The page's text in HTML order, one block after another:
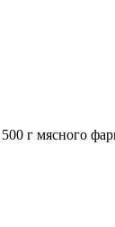
г мясного